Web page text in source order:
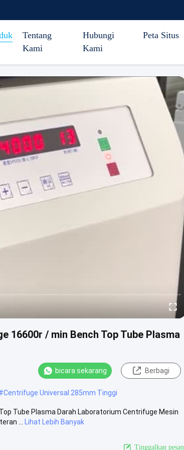
Tentang
Kami
Hubungi
Kami
Peta Situs
16600r / min Bench Top Tube Plasma
bicara sekarang Berbagi
Centrifuge Universal 285mm Tinggi
Tube Plasma Darah Laboratorium Centrifuge Mesin
...
Lihat Lebih Banyak
Tinggalkan pesan.